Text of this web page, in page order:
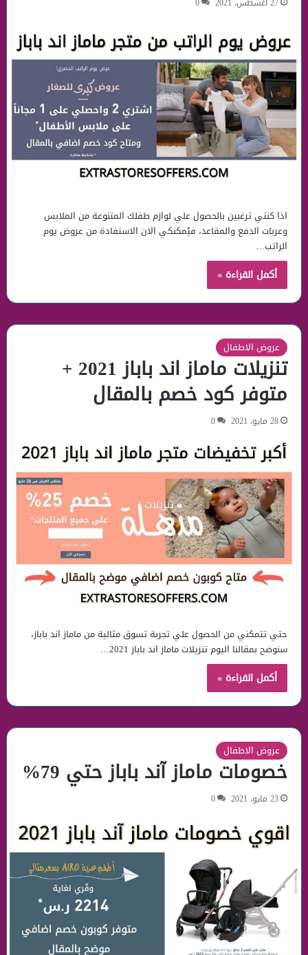
اذا كنتي ترغبين بالحصول علي لوازم طفلك المتنوعة من الملابس
وعربات الدفع والمقاعد، فيُمكنكي الان الاستفادة من عروض يوم
الراتب…
أكمل القراءة »
عروض الاطفال
تنزيلات ماماز اند باباز 2021 +
متوفر كود خصم بالمقال
28 مايو، 2021 0
حتي تتمكني من الحصول علي تجربة تسوق مثالية من ماماز اند باباز،
سنوضح بمقالنا اليوم تنزيلات ماماز اند باباز 2021…
أكمل القراءة »
عروض الاطفال
خصومات ماماز آند باباز حتي 79%
23 مايو، 2021 0